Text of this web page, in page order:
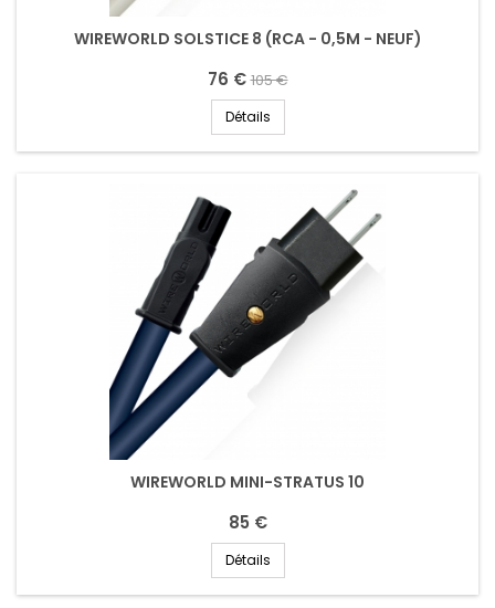
WIREWORLD SOLSTICE 8 (RCA - 0,5M - NEUF)
76 €105 €
Détails
WIREWORLD MINI-STRATUS 10
85 €
Détails